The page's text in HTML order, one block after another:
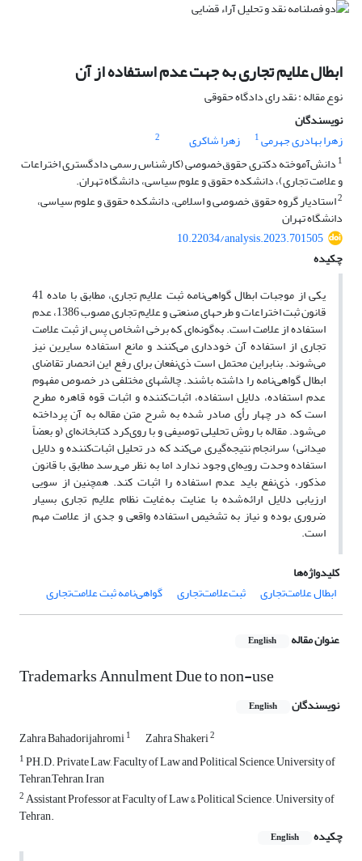
ابطال علایم تجاری به جهت عدم استفاده از آن
نوع مقاله : نقد رای دادگاه حقوقی
نویسندگان
زهرا بهادری جهرمی1 زهرا شاکری
2
1 دانش‌آموخته دکتری حقوق‌خصوصی (کارشناس رسمی دادگستری اختراعات
و علامت تجاری)، دانشکده حقوق و علوم سیاسی، دانشگاه تهران.
2استادیار گروه حقوق خصوصی و اسلامی، دانشکده حقوق و علوم سیاسی،
دانشگاه تهران
10.22034/analysis.2023.701505
چکیده
یکی از موجبات ابطال گواهی‌نامه ثبت علایم تجاری، مطابق با ماده 41
قانون ثبت اختراعات و طرحهای صنعتی و علایم تجاری مصوب 1386، عدم
استفاده از علامت است. به‌گونه‌ای که برخی اشخاص پس از ثبت علامت
تجاری از استفاده آن خودداری می‌کنند و مانع استفاده سایرین نیز
می‌شوند. بنابراین محتمل است ذی‌نفعان برای رفع این انحصار تقاضای
ابطال گواهی‌نامه را داشته باشند. چالشهای مختلفی در خصوص مفهوم
عدم استفاده، دلایل استفاده، اثبات‌کننده و اثبات قوه قاهره مطرح
است که در چهار رأی صادر شده به شرح متن مقاله به آن پرداخته
می‌شود. مقاله با روش تحلیلی توصیفی و با روی‌کرد کتابخانه‌ای (و بعضاً
میدانی) سرانجام نتیجه‌گیری می‌کند که در تحلیل اثبات‌کننده و دلایل
استفاده وحدت رویه‌ای وجود ندارد اما به نظر می‌رسد مطابق با قانون
مذکور، ذی‌نفع باید عدم استفاده را اثبات کند. همچنین از سویی
ارزیابی دلایل ارائه‌شده با عنایت به‌غایت نظام علایم تجاری بسیار
ضروری بوده و نیاز به تشخیص استفاده واقعی و جدی از علامت مهم
است.
کلیدواژه‌ها
ابطال علامت‌تجاری
ثبت‌علامت‌تجاری گواهی‌نامه ثبت‌ علامت‌تجاری
عنوان مقاله English
Trademarks Annulment Due to non-use
نویسندگان English
Zahra Bahadorijahromi1 Zahra Shakeri2
1PH.D. Private Law, Faculty of Law and Political Science, University of
Tehran,Tehran, Iran
2Assistant Professor at Faculty of Law & Political Science , University of
Tehran.
چکیده
English